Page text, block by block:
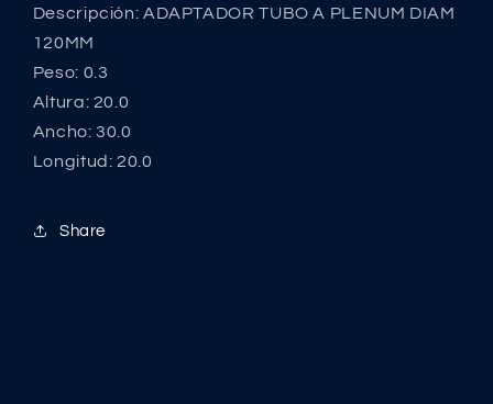
Descripción: ADAPTADOR TUBO A PLENUM DIAM
120MM
Peso: 0.3
Altura: 20.0
Ancho: 30.0
Longitud: 20.0
Share